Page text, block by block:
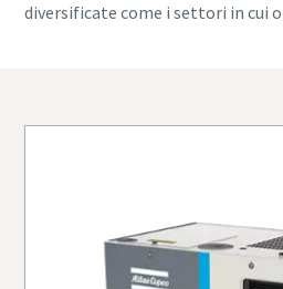
diversificate come i settori in cui